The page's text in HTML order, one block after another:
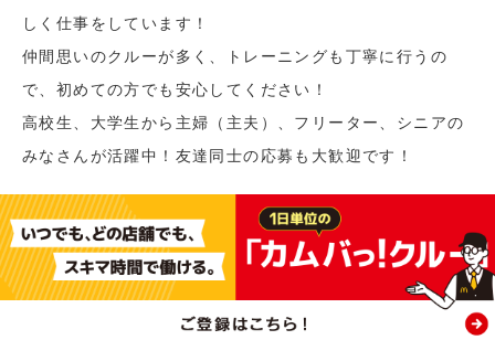
しく仕事をしています！
仲間思いのクルーが多く、トレーニングも丁寧に行うの
で、初めての方でも安心してください！
高校生、大学生から主婦（主夫）、フリーター、シニアの
みなさんが活躍中！友達同士の応募も大歓迎です！